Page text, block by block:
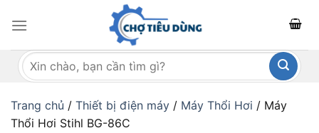
qua
dungTìm
kiếm:
Trang chủ / Thiết bị điện máy / Máy Thổi Hơi / Máy
Thổi Hơi Stihl BG-86C